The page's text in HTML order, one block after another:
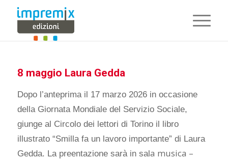
8 maggio Laura Gedda
Dopo l’anteprima il 17 marzo 2026 in occasione
della Giornata Mondiale del Servizio Sociale,
giunge al Circolo dei lettori di Torino il libro
illustrato “Smilla fa un lavoro importante” di Laura
Gedda. La preentazione sarà in sala musica –